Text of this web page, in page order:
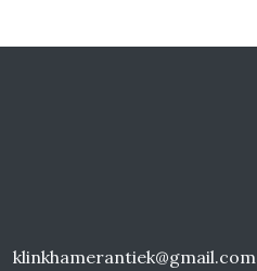
klinkhamerantiek@gmail.com